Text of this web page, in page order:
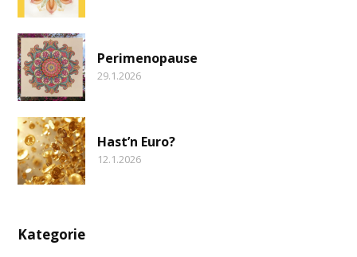
Perimenopause
29.1.2026
Hast’n Euro?
12.1.2026
Kategorie